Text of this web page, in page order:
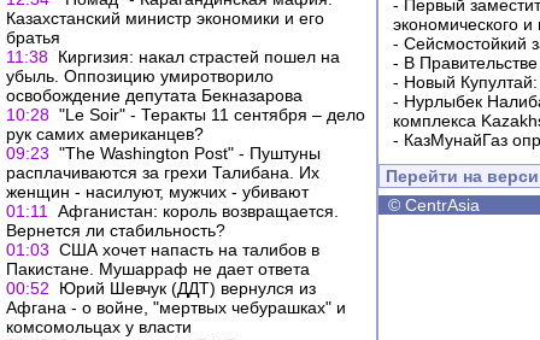
Казахстанский министр экономики и его
братья
11:38 Киргизия: накал страстей пошел на
убыль. Оппозицию умиротворило
освобождение депутата Бекназарова
10:28 "Le Soir" - Теракты 11 сентября – дело
рук самих американцев?
09:23 "The Washington Post" - Пуштуны
расплачиваются за грехи Талибана. Их
женщин - насилуют, мужчих - убивают
01:11
Афганистан: король возвращается.
Вернется ли стабильность?
01:03 США хочет напасть на талибов в
Пакистане. Мушарраф не дает ответа
00:52
Юрий Шевчук (ДДТ) вернулся из
Афгана - о войне, "мертвых чебурашках" и
комсомольцах у власти
- Первый
экономического
- Сейсмостойкий
- В
- Новый
- Нурлыбек
комплекса
- КазМунайГаз
Перейти на
© CentrAsia